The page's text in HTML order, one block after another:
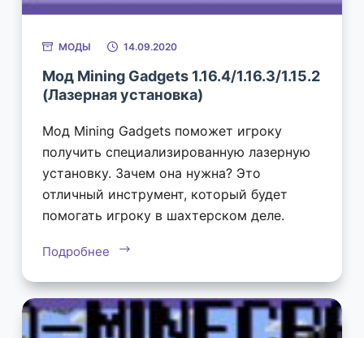
МОДЫ 14.09.2020
Мод Mining Gadgets 1.16.4/1.16.3/1.15.2
(Лазерная установка)
Мод Mining Gadgets поможет игроку
получить специализированную лазерную
установку. Зачем она нужна? Это
отличный инструмент, который будет
помогать игроку в шахтерском деле.
Подробнее